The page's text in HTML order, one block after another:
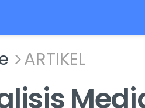
ARTIKEL